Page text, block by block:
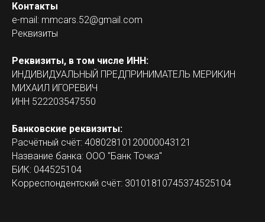
Контакты
e-mail: mmcars.52@gmail.com
Реквизиты
Реквизиты, в том числе ИНН:
ИНДИВИДУАЛЬНЫЙ ПРЕДПРИНИМАТЕЛЬ МЕРИКИН
МИХАИЛ ИГОРЕВИЧ
ИНН 522203547550
Банковские реквизиты:
Расчётный счёт: 40802810120000043121
Название банка: ООО "Банк Точка"
БИК: 044525104
Корреспондентский счёт: 30101810745374525104